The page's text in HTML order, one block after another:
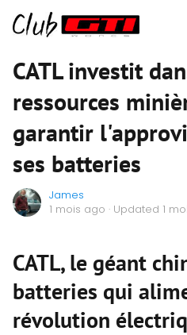
CATL investit
ressources
garantir
ses batteries
James
1 mois ago · Updated 1
CATL, le géant
batteries qui
révolution